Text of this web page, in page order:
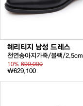
헤리티지 남성 드레스
천연송아지가죽/블랙/2.5cm
10% 699,000
₩629,100